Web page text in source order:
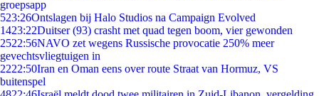
groepsapp
523:26Ontslagen bij Halo Studios na Campaign Evolved
1423:22Duitser (93) crasht met quad tegen boom, vier gewonden
2522:56NAVO zet wegens Russische provocatie 250% meer
gevechtsvliegtuigen in
2222:50Iran en Oman eens over route Straat van Hormuz, VS
buitenspel